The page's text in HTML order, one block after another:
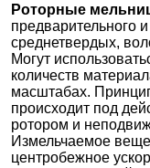
Роторные
предварительного
среднетвердых,
Могут
количеств
масштабах.
происходит под
ротором и
Измельчаемое
центробежное